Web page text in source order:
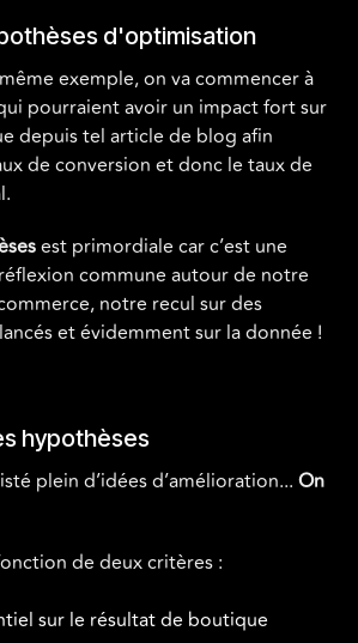
d'optimisation
exemple, on va commencer à
pourraient avoir un impact fort sur
depuis tel article de blog afin
de conversion et donc le taux de
est primordiale car c’est une
commune autour de notre
notre recul sur des
et évidemment sur la donnée !
hypothèses
plein d’idées d’amélioration... On
de deux critères :
sur le résultat de boutique